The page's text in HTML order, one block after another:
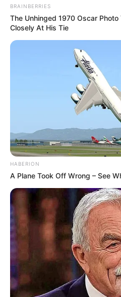
BRAINBERRIES
The Unhinged 1970 Oscar Photo
Closely At His Tie
HABERION
A Plane Took Off Wrong – See